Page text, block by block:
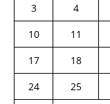
3
4
10
11
17
18
24
25